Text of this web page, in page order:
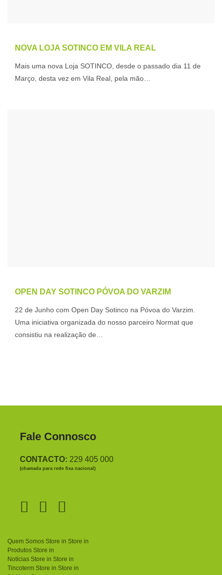
NOVA LOJA SOTINCO EM VILA REAL
Mais uma nova Loja SOTINCO, desde o passado dia 11 de
Março, desta vez em Vila Real, pela mão…
OPEN DAY SOTINCO PÓVOA DO VARZIM
22 de Junho com Open Day Sotinco na Póvoa do Varzim.
Uma iniciativa organizada do nosso parceiro Normat que
consistiu na realização de…
Fale Connosco
CONTACTO: 229 405 000
(chamada para rede fixa nacional)
Quem Somos Store in Store in
Produtos Store in
Notícias Store in Store in
Tincoterm Store in Store in